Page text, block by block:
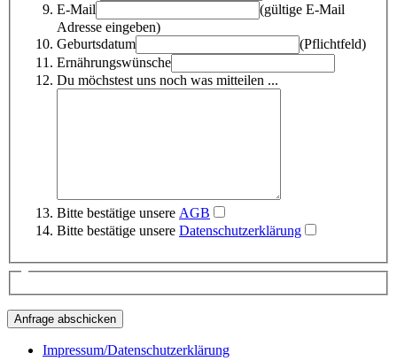
E-Mail
(gültige E-Mail
Adresse eingeben)
Geburtsdatum
(Pflichtfeld)
Ernährungswünsche
Du möchstest uns noch was mitteilen ...
Bitte bestätige unsere AGB
Bitte bestätige unsere Datenschutzerklärung
Impressum/Datenschutzerklärung